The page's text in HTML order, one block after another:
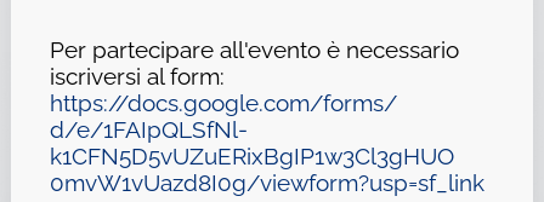
Per partecipare all'evento è necessario
iscriversi al form:
https://docs.google.com/forms/
d/e/1FAIpQLSfNl-
k1CFN5D5vUZuERixBgIP1w3Cl3gHUO
0mvW1vUazd8I0g/viewform?usp=sf_link